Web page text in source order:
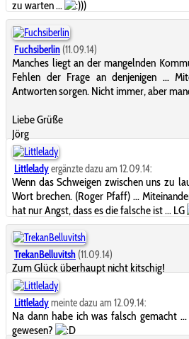
zu warten ... ))
Fuchsiberlin (11.09.14)
Manches liegt an der mangelnden
Fehlen der Frage an denjenigen ...
Antworten sorgen. Nicht immer, aber
Liebe Grüße
Jörg
Littleladyergänzte dazu am 12.09.14:
Wenn das Schweigen zwischen uns zu
Wort brechen. (Roger Pfaff) ...
hat nur Angst, dass es die falsche ist ... LG
TrekanBelluvitsh (11.09.14)
Zum Glück überhaupt nicht kitschig!
Littleladymeinte dazu am 12.09.14:
Na dann habe ich was falsch gemacht
gewesen?